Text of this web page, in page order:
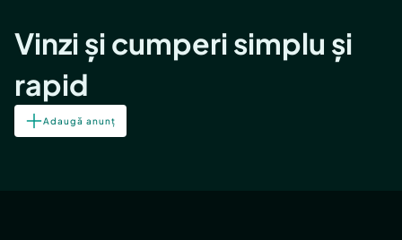
Vinzi și cumperi simplu și
rapid
Adaugă anunț